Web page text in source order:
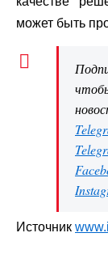
может быть
Источник